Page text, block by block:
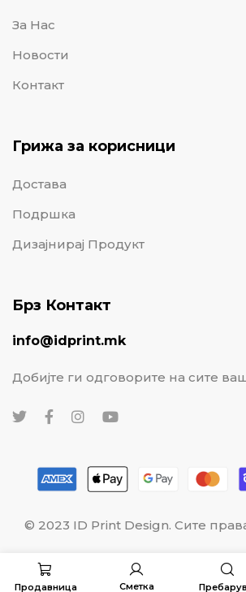
За Нас
Новости
Контакт
Грижа за корисници
Достава
Подршка
Дизајнирај Продукт
Брз Контакт
info@idprint.mk
Добијте ги одговорите на сите
© 2023 ID Print Design. Сите
Продавница Сметка